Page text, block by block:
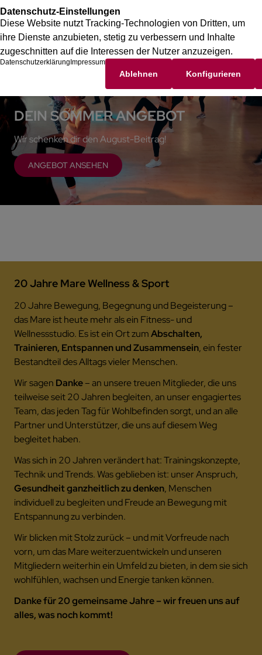
DEIN SOMMER ANGEBOT
Wir schenken dir den August-Beitrag!
ANGEBOT ANSEHEN
20 Jahre Mare Wellness & Sport
20 Jahre Bewegung, Begegnung und Begeisterung –
das Mare ist heute mehr als ein Fitness- und
Wellnessstudio. Es ist ein Ort zumAbschalten,
Trainieren, Entspannen und Zusammensein, ein fester
Bestandteil des Alltags vieler Menschen.
Wir sagen Danke– an unsere treuen Mitglieder, die uns
teilweise seit 20 Jahren begleiten, an unser engagiertes
Team, das jeden Tag für Wohlbefinden sorgt, und an alle
Partner und Unterstützer, die uns auf diesem Weg
begleitet haben.
Was sich in 20 Jahren verändert hat: Trainingskonzepte,
Technik und Trends. Was geblieben ist: unser Anspruch,
Gesundheit ganzheitlich zu denken, Menschen
individuell zu begleiten und Freude an Bewegung mit
Entspannung zu verbinden.
Wir blicken mit Stolz zurück – und mit Vorfreude nach
vorn, um das Mare weiterzuentwickeln und unseren
Mitgliedern weiterhin ein Umfeld zu bieten, in dem sie sich
wohlfühlen, wachsen und Energie tanken können.
Danke für 20 gemeinsame Jahre – wir freuen uns auf
alles, was noch kommt!